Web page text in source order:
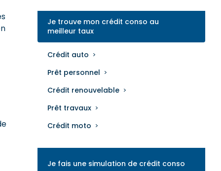
Je trouve mon crédit conso au
meilleur taux
Crédit auto
Prêt personnel
Crédit renouvelable
Prêt travaux
Crédit moto
Je fais une simulation de crédit conso